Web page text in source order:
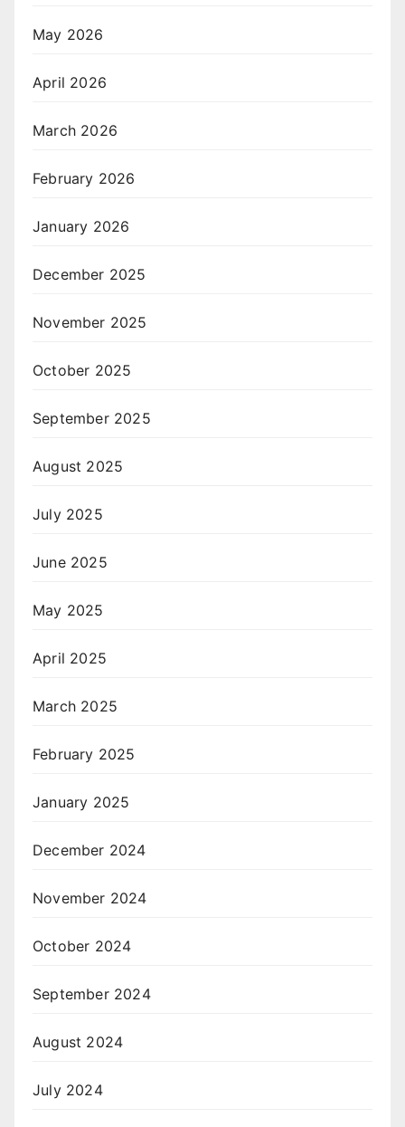
May 2026
April 2026
March 2026
February 2026
January 2026
December 2025
November 2025
October 2025
September 2025
August 2025
July 2025
June 2025
May 2025
April 2025
March 2025
February 2025
January 2025
December 2024
November 2024
October 2024
September 2024
August 2024
July 2024